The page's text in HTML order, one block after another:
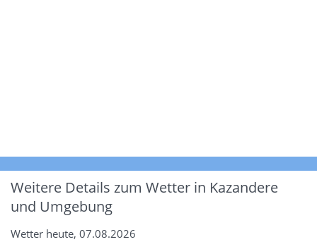
Weitere Details zum Wetter in Kazandere
und Umgebung
Wetter heute, 07.08.2026